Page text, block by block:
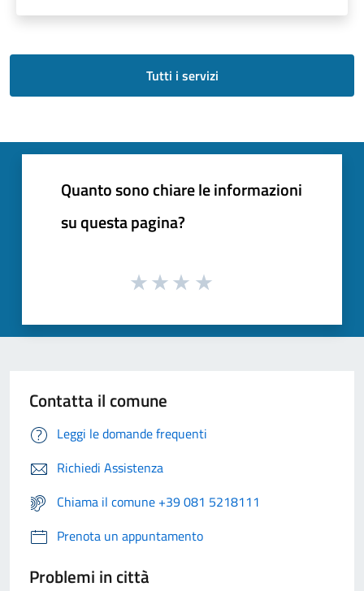
Tutti i servizi
Quanto sono chiare le informazioni
su questa pagina?
Contatta il comune
Leggi le domande frequenti
Richiedi Assistenza
Chiama il comune +39 081 5218111
Prenota un appuntamento
Problemi in città